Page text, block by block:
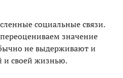
социальные связи.
значение
не выдерживают и
и своей жизнью.